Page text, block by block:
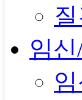
임
임